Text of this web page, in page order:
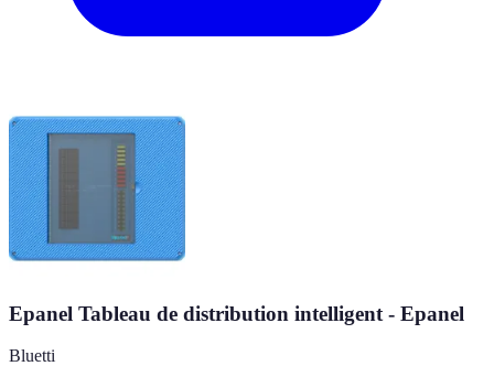
Epanel Tableau de distribution intelligent - Epanel
Bluetti